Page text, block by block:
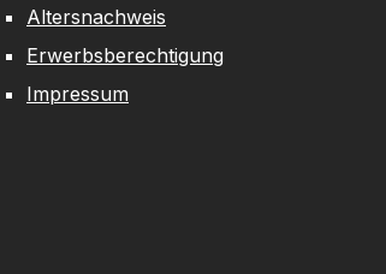
Altersnachweis
Erwerbsberechtigung
Impressum